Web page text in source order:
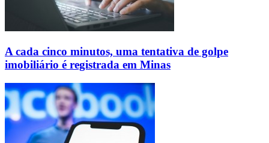
A cada cinco minutos, uma tentativa de golpe
imobiliário é registrada em Minas